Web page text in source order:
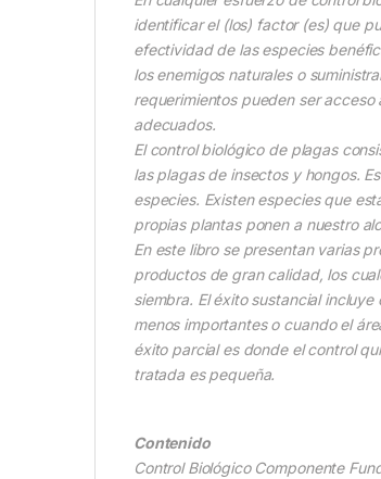
identificar el (los) factor (es) que
efectividad de las especies
los enemigos naturales o
requerimientos pueden ser
adecuados.
El control biológico de plagas
las plagas de insectos y hongos.
especies. Existen especies que
propias plantas ponen a nuestro
En este libro se presentan varias
productos de gran calidad, los
siembra. El éxito sustancial
menos importantes o cuando el
éxito parcial es donde el control
tratada es pequeña.
Contenido
Control Biológico Componente